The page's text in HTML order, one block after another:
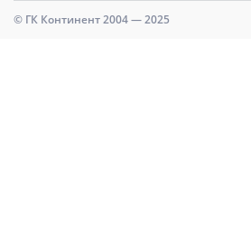
© ГК Континент 2004 — 2025